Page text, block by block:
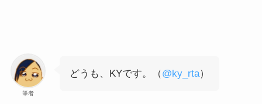
筆者
どうも、KYです。（@ky_rta）